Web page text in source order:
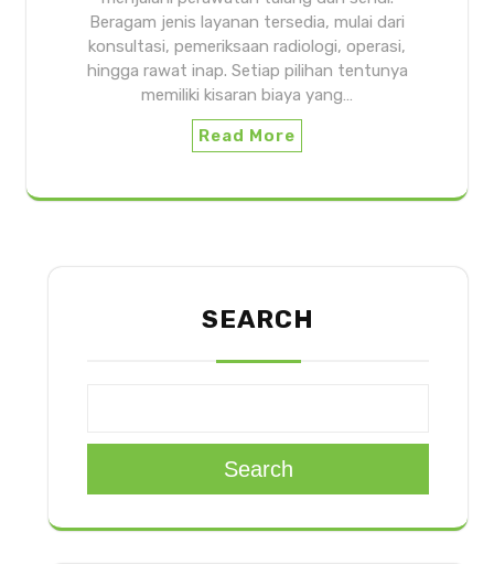
Beragam jenis layanan tersedia, mulai dari
konsultasi, pemeriksaan radiologi, operasi,
hingga rawat inap. Setiap pilihan tentunya
memiliki kisaran biaya yang…
Read More
SEARCH
Search